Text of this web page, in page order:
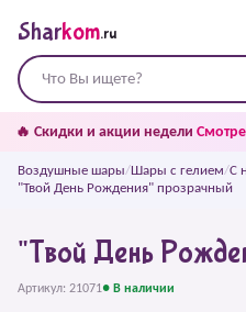
Sharkom.ru
🔥 Скидки и акции недели
Воздушные шары/Шары с гелием/С
"Твой День Рождения" прозрачный
"Твой День
Артикул: 21071● В наличии